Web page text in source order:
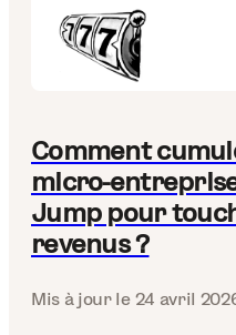
Comment
micro-
Jump pour
revenus ?
Mis à jourle 24 avril